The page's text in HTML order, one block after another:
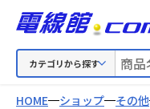
カテゴリから探す
HOME ショップ その他